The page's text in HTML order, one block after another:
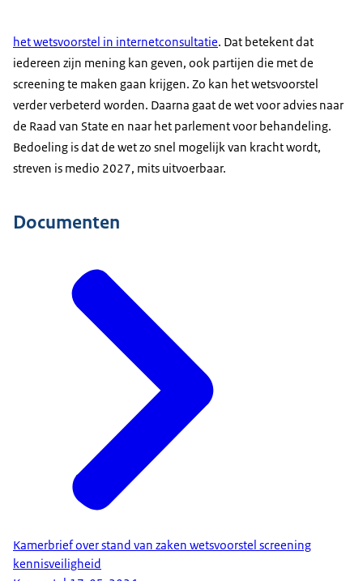
het wetsvoorstel in internetconsultatie. Dat betekent dat
iedereen zijn mening kan geven, ook partijen die met de
screening te maken gaan krijgen. Zo kan het wetsvoorstel
verder verbeterd worden. Daarna gaat de wet voor advies naar
de Raad van State en naar het parlement voor behandeling.
Bedoeling is dat de wet zo snel mogelijk van kracht wordt,
streven is medio 2027, mits uitvoerbaar.
Documenten
Kamerbrief over stand van zaken wetsvoorstel screening
kennisveiligheid